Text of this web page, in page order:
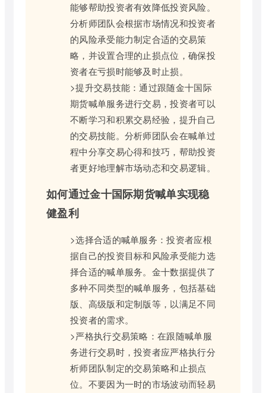
能够帮助投资者有效降低投资风险。
分析师团队会根据市场情况和投资者
的风险承受能力制定合适的交易策
略，并设置合理的止损点位，确保投
资者在亏损时能够及时止损。
>提升交易技能：通过跟随金十国际
期货喊单服务进行交易，投资者可以
不断学习和积累交易经验，提升自己
的交易技能。分析师团队会在喊单过
程中分享交易心得和技巧，帮助投资
者更好地理解市场动态和交易逻辑。
如何通过金十国际期货喊单实现稳
健盈利
>选择合适的喊单服务：投资者应根
据自己的投资目标和风险承受能力选
择合适的喊单服务。金十数据提供了
多种不同类型的喊单服务，包括基础
版、高级版和定制版等，以满足不同
投资者的需求。
>严格执行交易策略：在跟随喊单服
务进行交易时，投资者应严格执行分
析师团队制定的交易策略和止损点
位。不要因为一时的市场波动而轻易